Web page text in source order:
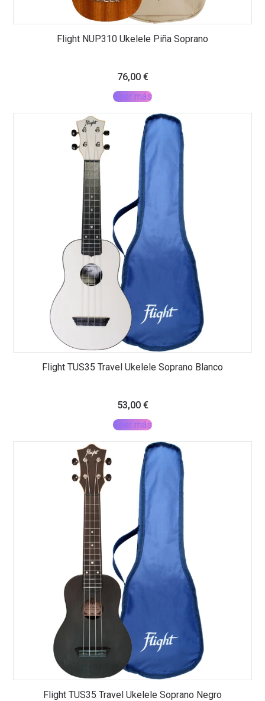
Flight NUP310 Ukelele Piña Soprano
76,00 €
Leer más
Flight TUS35 Travel Ukelele Soprano Blanco
53,00 €
Leer más
Flight TUS35 Travel Ukelele Soprano Negro